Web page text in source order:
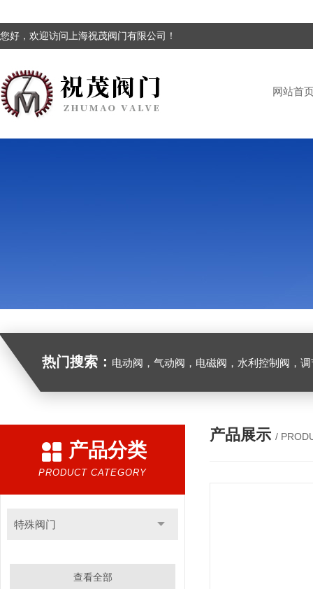
您好，欢迎访问上海祝茂阀门有限公司！
网站首
热门搜索： 电动阀，气动阀，电磁阀，水利控制阀，调节
产品分类
PRODUCT CATEGORY
特殊阀门
查看全部
产品展示 /